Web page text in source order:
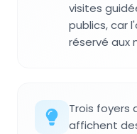
visites
publics, car
réservé aux
Trois foyers
affichent